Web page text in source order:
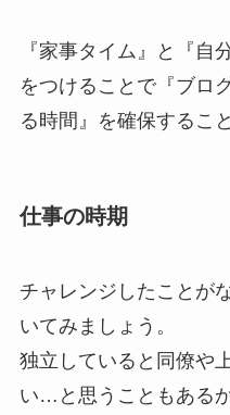
『家事タイム』と『自
をつけることで『ブロ
る時間』を確保するこ
仕事の時期
チャレンジしたことが
いてみましょう。
独立していると同僚や
い…と思うこともある